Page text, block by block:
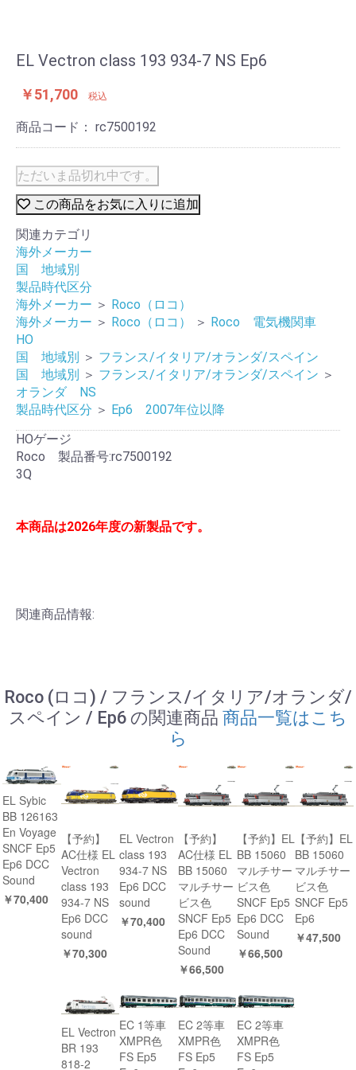
EL Vectron class 193 934-7 NS Ep6
￥51,700 税込
商品コード： rc7500192
ただいま品切れ中です。
この商品をお気に入りに追加
関連カテゴリ
海外メーカー
国 地域別
製品時代区分
海外メーカー ＞ Roco（ロコ）
海外メーカー ＞ Roco（ロコ） ＞ Roco 電気機関車
HO
国 地域別 ＞ フランス/イタリア/オランダ/スペイン
国 地域別 ＞ フランス/イタリア/オランダ/スペイン ＞
オランダ NS
製品時代区分 ＞ Ep6 2007年位以降
HOゲージ
Roco 製品番号:rc7500192
3Q
本商品は2026年度の新製品です。
関連商品情報:
Roco (ロコ) / フランス/イタリア/オランダ/
スペイン / Ep6 の関連商品 商品一覧はこち
ら
EL Sybic
BB 126163
En Voyage
SNCF Ep5
Ep6 DCC
Sound
￥70,400
【予約】
AC仕様 EL
Vectron
class 193
934-7 NS
Ep6 DCC
sound
￥70,300
EL Vectron
class 193
934-7 NS
Ep6 DCC
sound
￥70,400
【予約】
AC仕様 EL
BB 15060
マルチサー
ビス色
SNCF Ep5
Ep6 DCC
Sound
￥66,500
【予約】EL
BB 15060
マルチサー
ビス色
SNCF Ep5
Ep6 DCC
Sound
￥66,500
【予約】EL
BB 15060
マルチサー
ビス色
SNCF Ep5
Ep6
￥47,500
EL Vectron
BR 193
818-2
EC 1等車
XMPR色
FS Ep5
EC 2等車
XMPR色
FS Ep5
EC 2等車
XMPR色
FS Ep5